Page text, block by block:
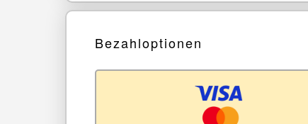
Bezahloptionen